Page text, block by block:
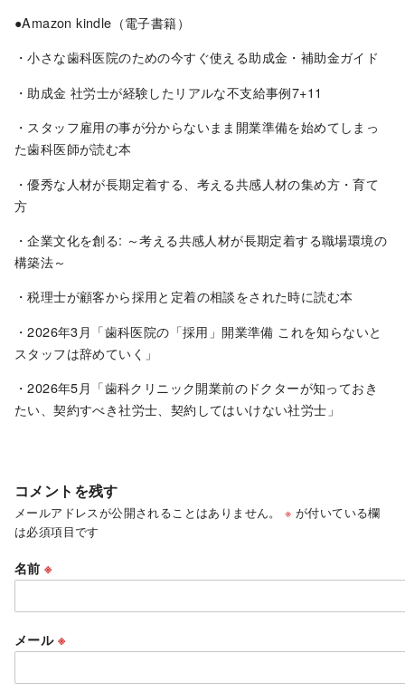
●Amazon kindle（電子書籍）
・小さな歯科医院のための今すぐ使える助成金・補助金ガイド
・助成金 社労士が経験したリアルな不支給事例7+11
・スタッフ雇用の事が分からないまま開業準備を始めてしまっ
た歯科医師が読む本
・優秀な人材が長期定着する、考える共感人材の集め方・育て
方
・企業文化を創る: ～考える共感人材が長期定着する職場環境の
構築法～
・税理士が顧客から採用と定着の相談をされた時に読む本
・2026年3月「歯科医院の「採用」開業準備 これを知らないと
スタッフは辞めていく」
・2026年5月「歯科クリニック開業前のドクターが知っておき
たい、契約すべき社労士、契約してはいけない社労士」
コメントを残す
メールアドレスが公開されることはありません。 ※ が付いている欄
は必須項目です
名前※
メール ※